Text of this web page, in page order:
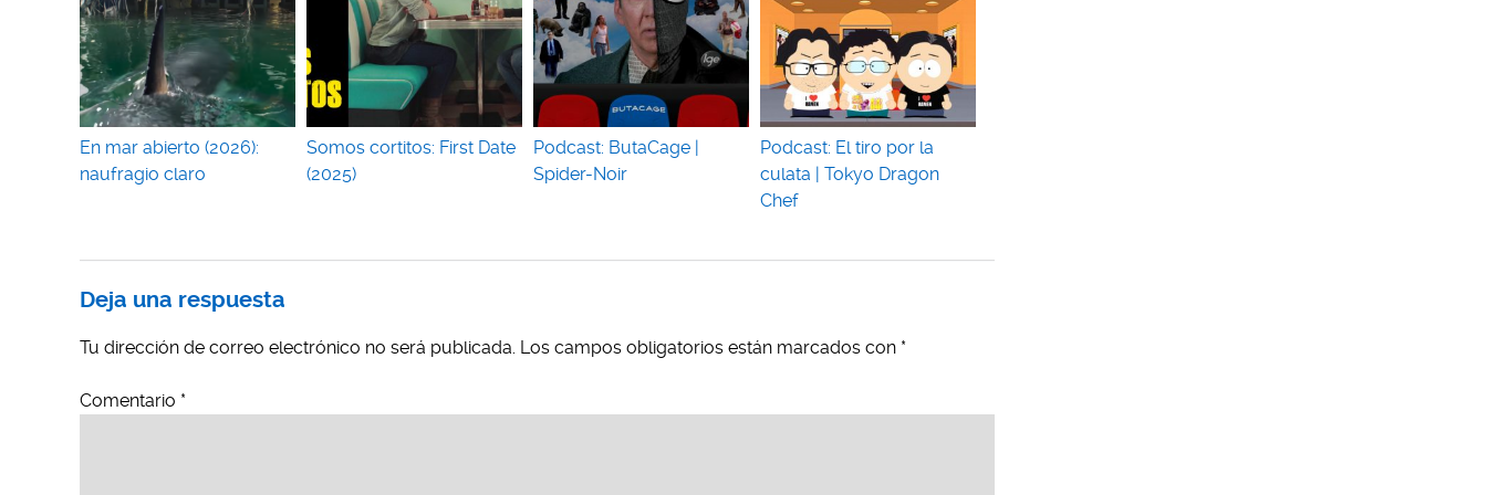
En mar abierto (2026):
naufragio claro
Somos cortitos: First Date
(2025)
Podcast: ButaCage |
Spider-Noir
Podcast: El tiro por la
culata | Tokyo Dragon
Chef
Deja una respuesta
Tu dirección de correo electrónico no será publicada. Los campos obligatorios están marcados con *
Comentario *